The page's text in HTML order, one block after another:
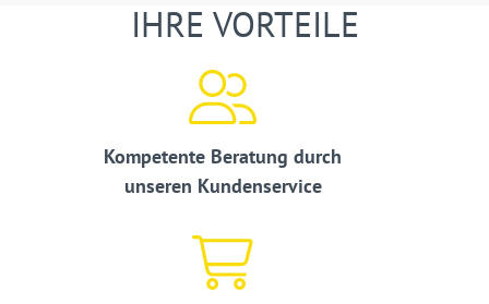
IHRE VORTEILE
Kompetente Beratung durch
unseren Kundenservice